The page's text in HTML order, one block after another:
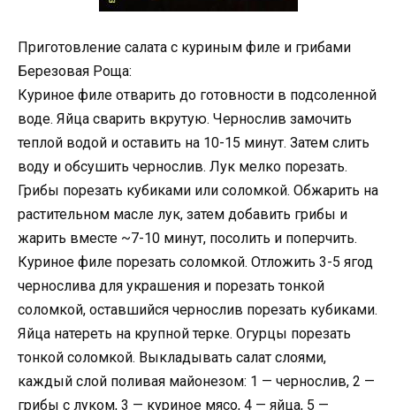
Приготовление салата с куриным филе и грибами
Березовая Роща:
Куриное филе отварить до готовности в подсоленной
воде. Яйца сварить вкрутую. Чернослив замочить
теплой водой и оставить на 10-15 минут. Затем слить
воду и обсушить чернослив. Лук мелко порезать.
Грибы порезать кубиками или соломкой. Обжарить на
растительном масле лук, затем добавить грибы и
жарить вместе ~7-10 минут, посолить и поперчить.
Куриное филе порезать соломкой. Отложить 3-5 ягод
чернослива для украшения и порезать тонкой
соломкой, оставшийся чернослив порезать кубиками.
Яйца натереть на крупной терке. Огурцы порезать
тонкой соломкой. Выкладывать салат слоями,
каждый слой поливая майонезом: 1 — чернослив, 2 —
грибы с луком, 3 — куриное мясо, 4 — яйца, 5 —